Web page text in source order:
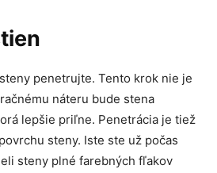
penetrujte. Tento krok nie je
náteru bude stena
lepšie priľne. Penetrácia je tiež
steny. Iste ste už počas
steny plné farebných fľakov